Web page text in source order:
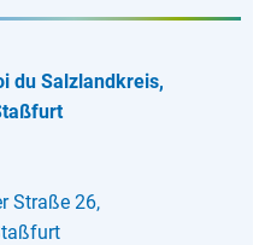
du Salzlandkreis,
Straße 26,